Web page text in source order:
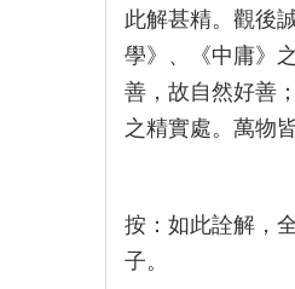
此解甚精。觀後
學》、《中庸》
善，故自然好善
之精實處。萬物
按：如此詮解，
子。